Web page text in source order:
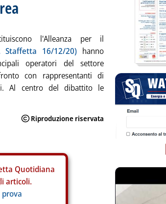
l'Alleanza per il
Staffetta 16/12/20) hanno
operatori del settore
con rappresentanti di
Al centro del dibattito le
Quotidiana
articoli.